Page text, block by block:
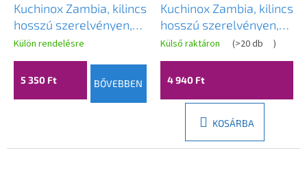
Kuchinox Zambia, kilincs
hosszú szerelvényen,
grafit, LAV-KAB_511A
Külön rendelésre
5 350 Ft BŐVEBBEN
Kuchinox Zambia, kilincs
hosszú szerelvényen,
matt fekete, LAV-
KAB_911A
Külső raktáron (>20 db )
4 940 Ft
KOSÁRBA